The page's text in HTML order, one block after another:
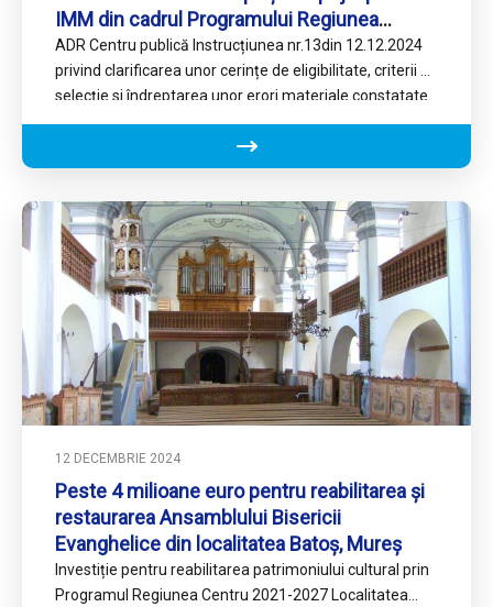
IMM din cadrul Programului Regiunea
Centru 2021 – 2027
ADR Centru publică Instrucțiunea nr.13din 12.12.2024
privind clarificarea unor cerințe de eligibilitate, criterii de
selecție si îndreptarea unor erori materiale constatate
în Ghidul solicitantului și…
12 DECEMBRIE 2024
Peste 4 milioane euro pentru reabilitarea și
restaurarea Ansamblului Bisericii
Evanghelice din localitatea Batoș, Mureș
Investiție pentru reabilitarea patrimoniului cultural prin
Programul Regiunea Centru 2021-2027 Localitatea